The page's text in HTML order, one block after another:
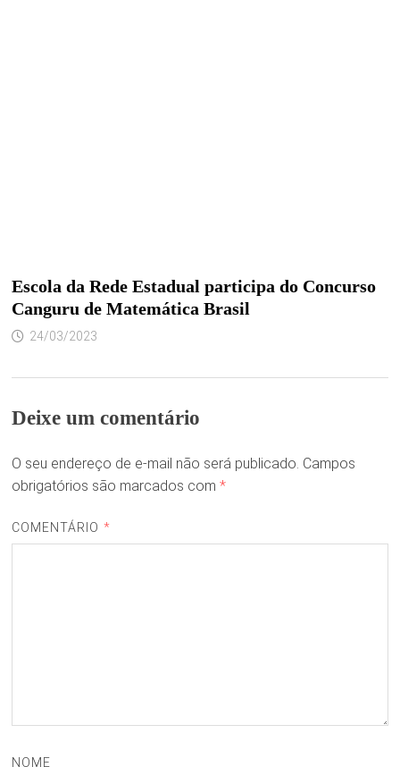
Escola da Rede Estadual participa do Concurso
Canguru de Matemática Brasil
24/03/2023
Deixe um comentário
O seu endereço de e-mail não será publicado. Campos
obrigatórios são marcados com *
COMENTÁRIO *
NOME